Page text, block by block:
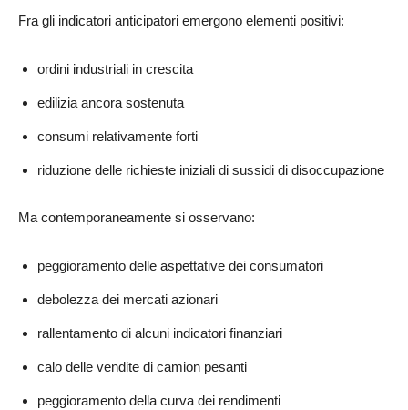
Fra gli indicatori anticipatori emergono elementi positivi:
ordini industriali in crescita
edilizia ancora sostenuta
consumi relativamente forti
riduzione delle richieste iniziali di sussidi di disoccupazione
Ma contemporaneamente si osservano:
peggioramento delle aspettative dei consumatori
debolezza dei mercati azionari
rallentamento di alcuni indicatori finanziari
calo delle vendite di camion pesanti
peggioramento della curva dei rendimenti